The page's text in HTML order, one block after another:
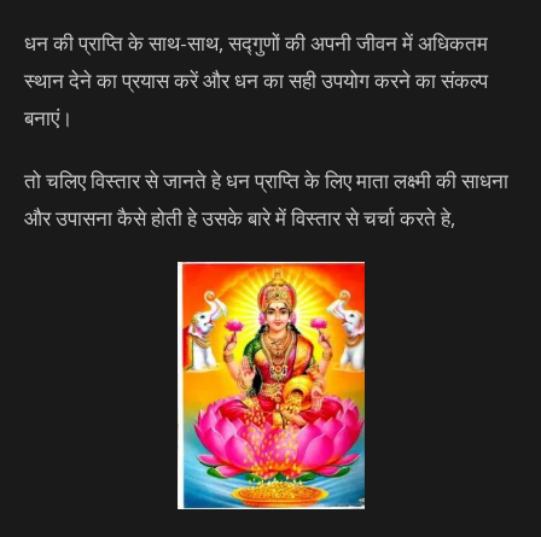
धन की प्राप्ति के साथ-साथ, सद्गुणों की अपनी जीवन में अधिकतम
स्थान देने का प्रयास करें और धन का सही उपयोग करने का संकल्प
बनाएं।
तो चलिए विस्तार से जानते हे धन प्राप्ति के लिए माता लक्ष्मी की साधना
और उपासना कैसे होती हे उसके बारे में विस्तार से चर्चा करते हे,